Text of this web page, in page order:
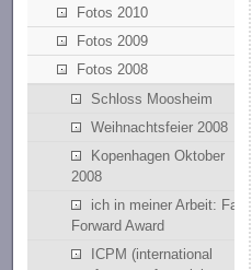
Fotos 2010
Fotos 2009
Fotos 2008
Schloss Moosheim
Weihnachtsfeier 2008
Kopenhagen Oktober
2008
ich in meiner Arbeit: Fast
Forward Award
ICPM (international